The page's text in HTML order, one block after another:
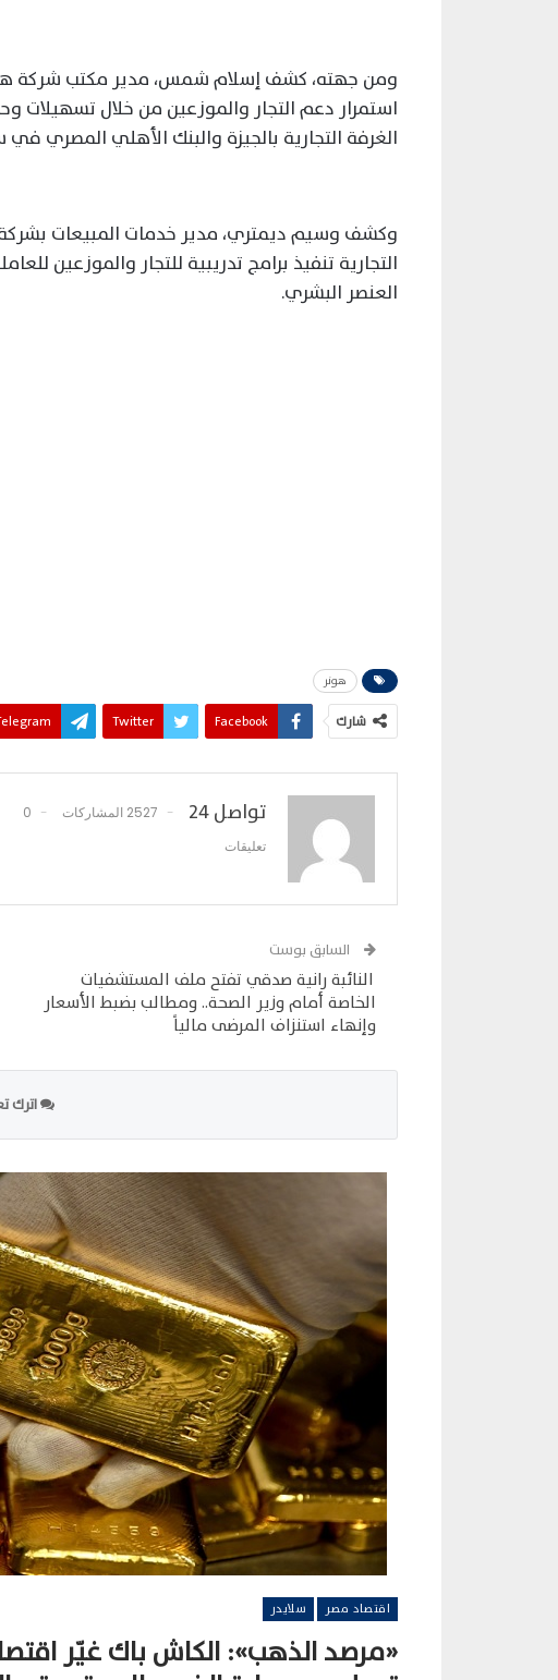
ومن جهته، كشف إسلام شمس، مدير مكتب شركة
استمرار دعم التجار والموزعين من خلال تسهيلات
الغرفة التجارية بالجيزة والبنك الأهلي المصري
وكشف وسيم ديمتري، مدير خدمات المبيعات بشركة
التجارية تنفيذ برامج تدريبية للتجار والموزعين
العنصر البشري.
هونر
شارك Facebook
Twitter
تواصل 24 2527 المشاركات
0
تعليقات
السابق بوست
النائبة رانية صدقي تفتح ملف المستشفيات
الخاصة أمام وزير الصحة.. ومطالب بضبط الأسعار
وإنهاء استنزاف المرضى مالياً
اترك
اقتصاد مصر سلايدر
«مرصد الذهب»: الكاش باك غيّر